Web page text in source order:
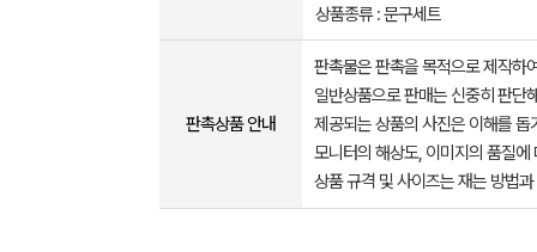
상품종류 : 문구세트
판촉상품 안내
판촉물은 판촉을 목적으로 제작하
일반상품으로 판매는 신중히 판단
제공되는 상품의 사진은 이해를
모니터의 해상도, 이미지의 품질
상품 규격 및 사이즈는 재는 방법